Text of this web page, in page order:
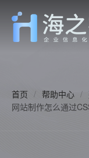
首页 / 帮助中心 /
网站制作怎么通过